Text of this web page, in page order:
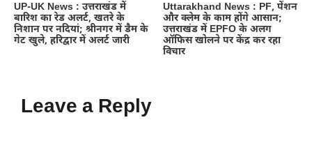
UP-UK News : उत्तराखंड में
बारिश का रेड अलर्ट, खतरे के
निशान पर नदियां; श्रीनगर में डैम के
गेट खुले, हरिद्वार में अलर्ट जारी
Uttarakhand News : PF, पेंशन
और क्लेम के काम होंगे आसान;
उत्तराखंड में EPFO के अलग
ऑफिस खोलने पर केंद्र कर रहा
विचार
Leave a Reply